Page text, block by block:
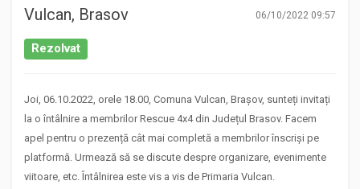
Vulcan, Brasov 06/10/2022 09:57
Rezolvat
Joi, 06.10.2022, orele 18.00, Comuna Vulcan, Brașov, sunteți invitați
la o întâlnire a membrilor Rescue 4x4 din Județul Brasov. Facem
apel pentru o prezență cât mai completă a membrilor înscriși pe
platformă. Urmează să se discute despre organizare, evenimente
viitoare, etc. Întâlnirea este vis a vis de Primaria Vulcan.